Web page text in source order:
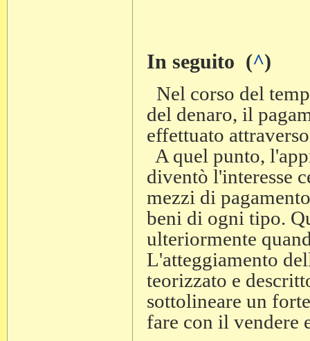
In seguito (^)
Nel corso del
del denaro, il
effettuato
A quel punto,
diventò l'interesse
mezzi di
beni di ogni tipo.
ulteriormente
L'atteggiamento
teorizzato e
sottolineare un
fare con il vendere